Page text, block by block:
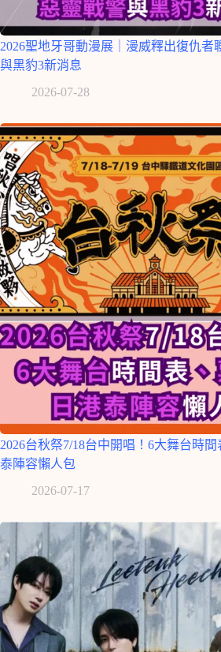
2026聖地牙哥動漫展｜漫威釋出復仇者
與黑豹3新消息
2026-07-28
2026台秋祭7/18台中開唱！6大舞台時
泰陣容懶人包
2026-07-17